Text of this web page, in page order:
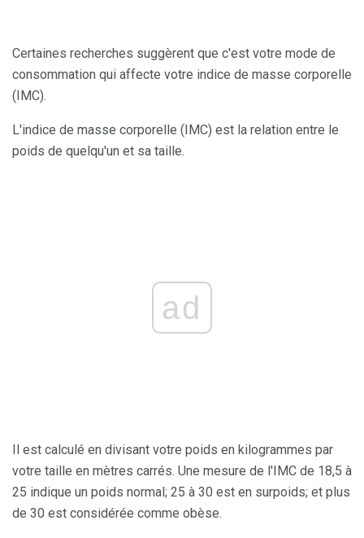
Certaines recherches suggèrent que c'est votre mode de
consommation qui affecte votre indice de masse corporelle
(IMC).
L'indice de masse corporelle (IMC) est la relation entre le
poids de quelqu'un et sa taille.
ad
Il est calculé en divisant votre poids en kilogrammes par
votre taille en mètres carrés. Une mesure de l'IMC de 18,5 à
25 indique un poids normal; 25 à 30 est en surpoids; et plus
de 30 est considérée comme obèse.